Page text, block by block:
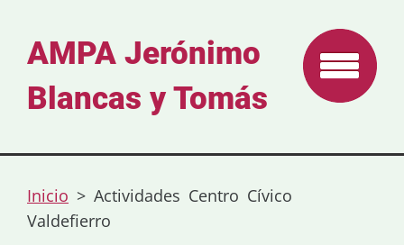
AMPA Jerónimo
Blancas y Tomás
Inicio > Actividades Centro Cívico
Valdefierro